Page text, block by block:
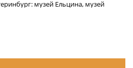
музей Ельцина, музей
и второй раз решили полететь
все понравилось, буду